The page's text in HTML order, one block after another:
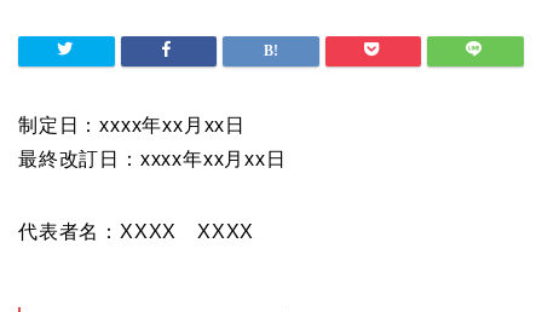
制定日：xxxx年xx月xx日
最終改訂日：xxxx年xx月xx日
代表者名：XXXX XXXX